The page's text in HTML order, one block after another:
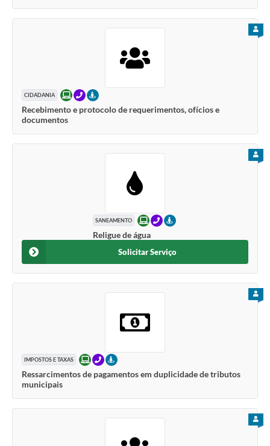
CIDADANIA ONLINETELEFONEPRESENCIAL
Recebimento e protocolo de requerimentos, ofícios e
documentos
SANEAMENTO ONLINETELEFONEPRESENCIAL
Religue de água
Solicitar Serviço
IMPOSTOS E TAXAS ONLINETELEFONEPRESENCIAL
Ressarcimentos de pagamentos em duplicidade de tributos
municipais